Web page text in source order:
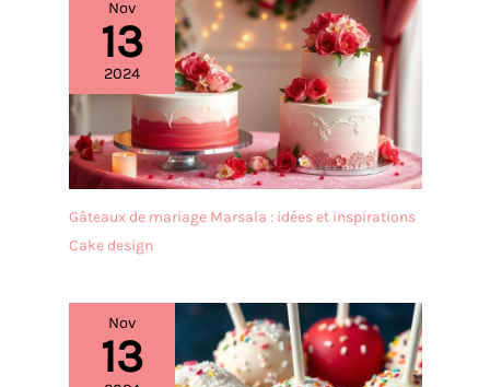
Nov
13
2024
Gâteaux de mariage Marsala : idées et inspirations
Cake design
Nov
13